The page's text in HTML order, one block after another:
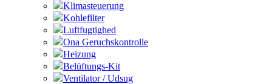
Klimasteuerung
Kohlefilter
Luftfugtighed
Ona Geruchskontrolle
Heizung
Belüftungs-Kit
Ventilator / Udsug